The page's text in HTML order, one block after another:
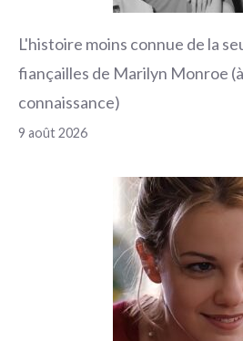
L'histoire moins connue de la
fiançailles de Marilyn Monroe
connaissance)
9 août 2026